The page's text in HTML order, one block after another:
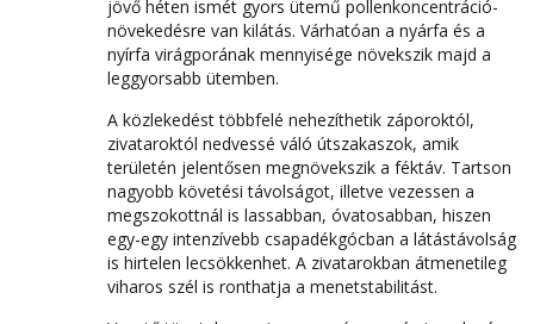
jövő héten ismét gyors ütemű pollenkoncentráció-
növekedésre van kilátás. Várhatóan a nyárfa és a
nyírfa virágporának mennyisége növekszik majd a
leggyorsabb ütemben.
A közlekedést többfelé nehezíthetik záporoktól,
zivataroktól nedvessé váló útszakaszok, amik
területén jelentősen megnövekszik a féktáv. Tartson
nagyobb követési távolságot, illetve vezessen a
megszokottnál is lassabban, óvatosabban, hiszen
egy-egy intenzívebb csapadékgócban a látástávolság
is hirtelen lecsökkenhet. A zivatarokban átmenetileg
viharos szél is ronthatja a menetstabilitást.